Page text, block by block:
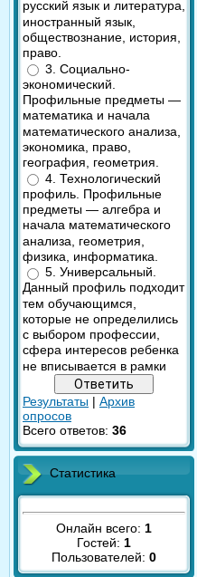
русский язык и литература,
иностранный язык,
обществознание, история,
право.
3. Социально-
экономический.
Профильные предметы —
математика и начала
математического анализа,
экономика, право,
география, геометрия.
4. Технологический
профиль. Профильные
предметы — алгебра и
начала математического
анализа, геометрия,
физика, информатика.
5. Универсальный.
Данный профиль подходит
тем обучающимся,
которые не определились
с выбором профессии,
сфера интересов ребенка
не вписывается в рамки
Результаты | Архив
опросов
Всего ответов: 36
Статистика
Онлайн всего: 1
Гостей: 1
Пользователей: 0